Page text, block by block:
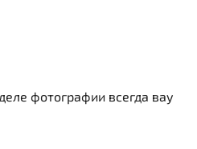
фотографии всегда вау